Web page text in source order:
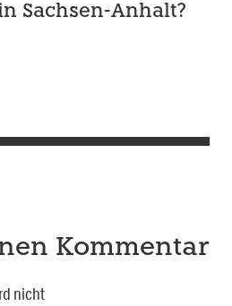
Sachsen-Anhalt?
Kommentar
nicht